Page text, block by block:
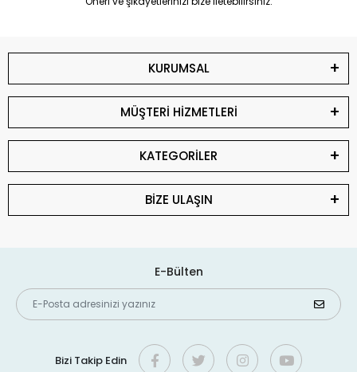
KURUMSAL
MÜŞTERİ HİZMETLERİ
KATEGORİLER
BİZE ULAŞIN
E-Bülten
Bizi Takip Edin